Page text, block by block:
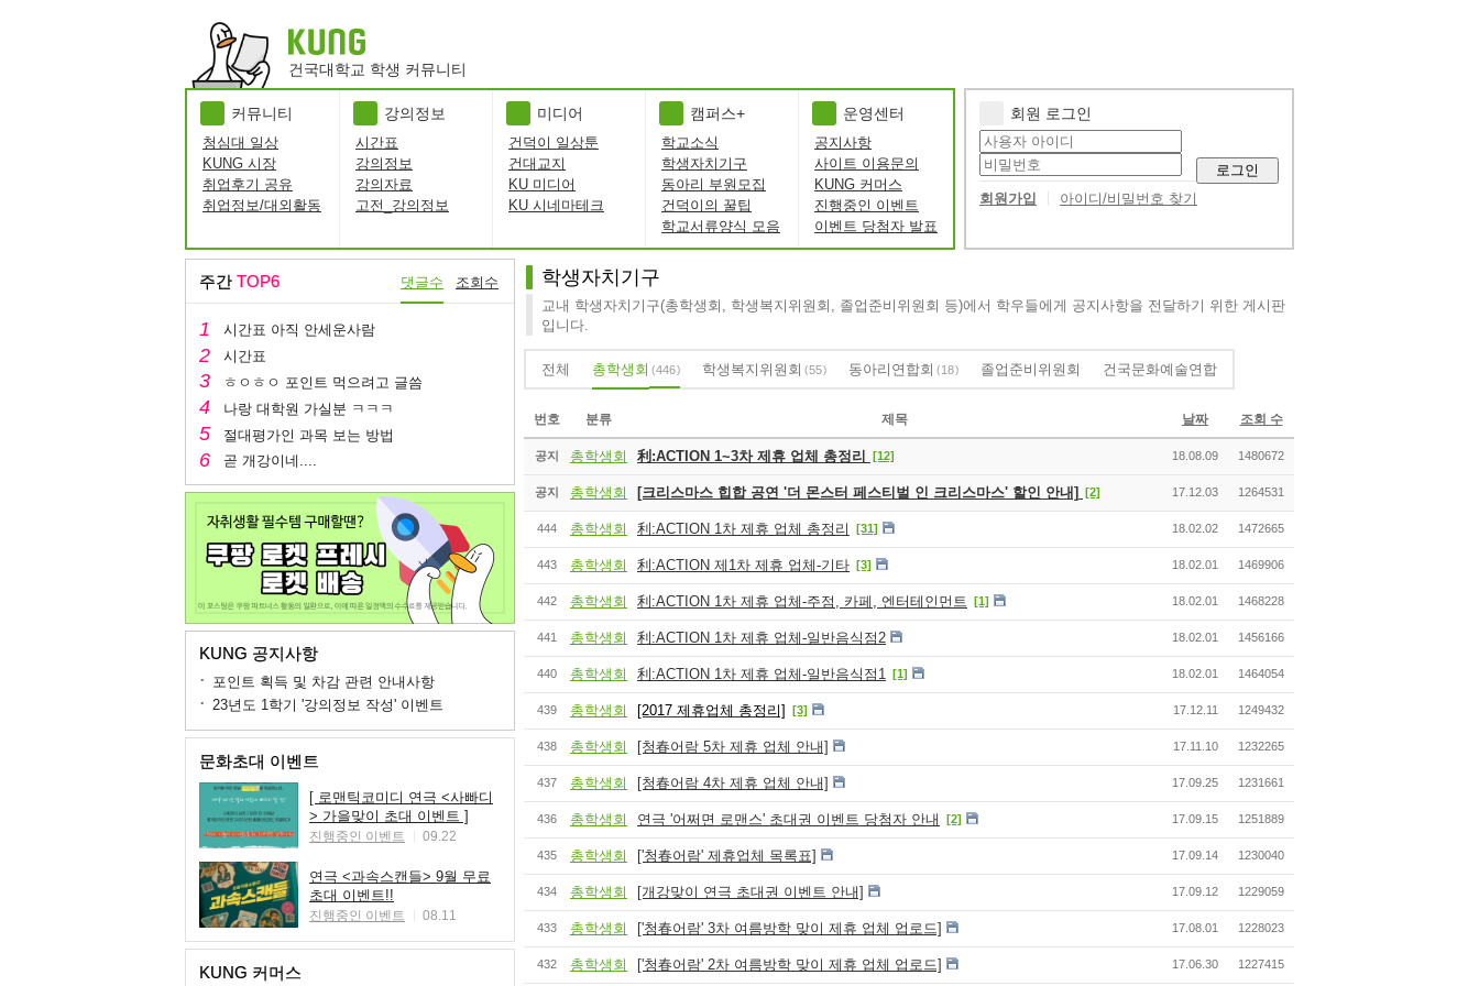
건국대학교 학생 커뮤니티
커뮤니티
청심대 일상
KUNG 시장
취업후기 공유
취업정보/대외활동
강의정보
시간표
강의정보
강의자료
고전_강의정보
미디어
건덕이 일상툰
건대교지
KU 미디어
KU 시네마테크
캠퍼스+
학교소식
학생자치기구
동아리 부원모집
건덕이의 꿀팁
학교서류양식 모음
운영센터
공지사항
사이트 이용문의
KUNG 커머스
진행중인 이벤트
이벤트 당첨자 발표
회원 로그인
로그인
회원가입
아이디/비밀번호 찾기
주간 TOP6 댓글수 조회수
시간표 아직 안세운사람
시간표
ㅎㅇㅎㅇ 포인트 먹으려고 글씀
나랑 대학원 가실분 ㅋㅋㅋ
절대평가인 과목 보는 방법
곧 개강이네....
KUNG 공지사항
포인트 획득 및 차감 관련 안내사항
23년도 1학기 '강의정보 작성' 이벤트
문화초대 이벤트
[ 로맨틱코미디 연극 <사빠디
> 가을맞이 초대 이벤트 ]
진행중인 이벤트 09.22
연극 <과속스캔들> 9월 무료
초대 이벤트!!
진행중인 이벤트 08.11
KUNG 커머스
학생자치기구
교내 학생자치기구(총학생회, 학생복지위원회, 졸업준비위원회 등)에서 학우들에게 공지사항을 전달하기 위한 게시판
입니다.
전체 총학생회 446 학생복지위원회 55 동아리연합회 18 졸업준비위원회 건국문화예술연합
번호 분류 제목 날짜 조회 수
공지 총학생회 利:ACTION 1~3차 제휴 업체 총정리 [12] 18.08.09 1480672
공지 총학생회 [크리스마스 힙합 공연 '더 몬스터 페스티벌 인 크리스마스' 할인 안내] [2] 17.12.03 1264531
444 총학생회 利:ACTION 1차 제휴 업체 총정리 [31] 18.02.02 1472665
443 총학생회 利:ACTION 제1차 제휴 업체-기타 [3] 18.02.01 1469906
442 총학생회 利:ACTION 1차 제휴 업체-주점, 카페, 엔터테인먼트 [1] 18.02.01 1468228
441 총학생회 利:ACTION 1차 제휴 업체-일반음식점2 18.02.01 1456166
440 총학생회 利:ACTION 1차 제휴 업체-일반음식점1 [1] 18.02.01 1464054
439 총학생회 [2017 제휴업체 총정리] [3] 17.12.11 1249432
438 총학생회 [청春어람 5차 제휴 업체 안내] 17.11.10 1232265
437 총학생회 [청春어람 4차 제휴 업체 안내] 17.09.25 1231661
436 총학생회 연극 '어쩌면 로맨스' 초대권 이벤트 당첨자 안내 [2] 17.09.15 1251889
435 총학생회 ['청春어람' 제휴업체 목록표] 17.09.14 1230040
434 총학생회 [개강맞이 연극 초대권 이벤트 안내] 17.09.12 1229059
433 총학생회 ['청春어람' 3차 여름방학 맞이 제휴 업체 업로드] 17.08.01 1228023
432 총학생회 ['청春어람' 2차 여름방학 맞이 제휴 업체 업로드] 17.06.30 1227415